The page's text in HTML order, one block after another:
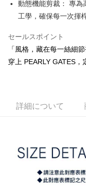
加の申請なしで即時に利用
2. 支払い方法で「OP Pay
3. 実際の承認額、分割回
を基準とします。
4. 注文成立後30分以内に
大直営店舗／銀行振込／
支払いを選択できます。
【注意事項】
1. 本サービスは「台湾大
説明
一、 AFTEE代金後払いに
ウが表示されます。
2.SMSで認証してお支払い
3.注文するときのお支払
す。
グでお支払いください。
お支払期限は、ショップ
とに計算されます。
を延長できますが、商品
配送方法
全家取貨付款
送料無料
動態機能剪裁： 專為
工學，確保每一次揮
セールスポイント
「風格，藏在每一絲細節
穿上 PEARLY GATES，
詳細について